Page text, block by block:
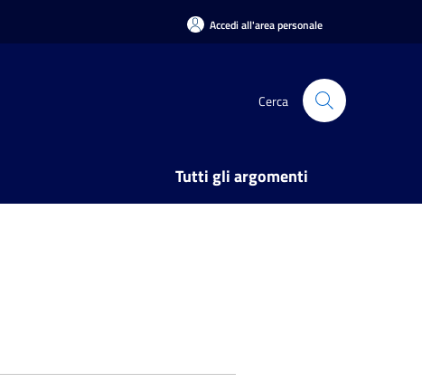
Accedi all'area personale
Cerca
Tutti gli argomenti